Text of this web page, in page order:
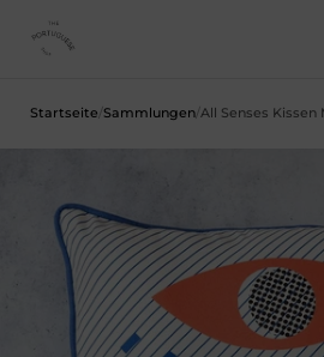
Startseite/Sammlungen/All Senses Kissen